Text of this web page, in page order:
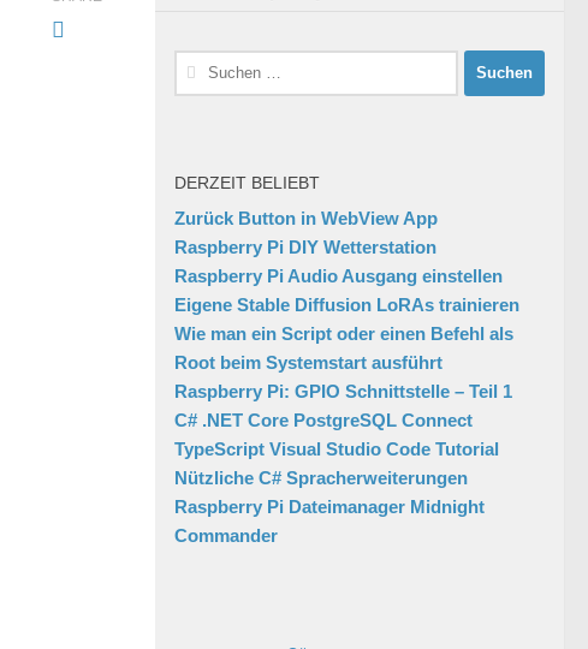
Suchen
nach:
DERZEIT BELIEBT
Zurück Button in WebView App
Raspberry Pi DIY Wetterstation
Raspberry Pi Audio Ausgang einstellen
Eigene Stable Diffusion LoRAs trainieren
Wie man ein Script oder einen Befehl als
Root beim Systemstart ausführt
Raspberry Pi: GPIO Schnittstelle – Teil 1
C# .NET Core PostgreSQL Connect
TypeScript Visual Studio Code Tutorial
Nützliche C# Spracherweiterungen
Raspberry Pi Dateimanager Midnight
Commander